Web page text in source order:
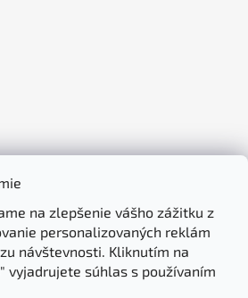
na zlepšenie vášho zážitku z
personalizovaných reklám
návštevnosti. Kliknutím na
vyjadrujete súhlas s používaním